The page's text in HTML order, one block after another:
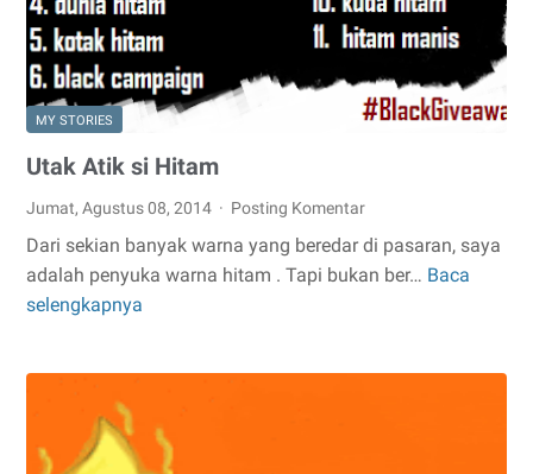
MY STORIES
Utak Atik si Hitam
Jumat, Agustus 08, 2014 Posting Komentar
Dari sekian banyak warna yang beredar di pasaran, saya
adalah penyuka warna hitam . Tapi bukan ber… Baca
selengkapnya
Utak
Hitam